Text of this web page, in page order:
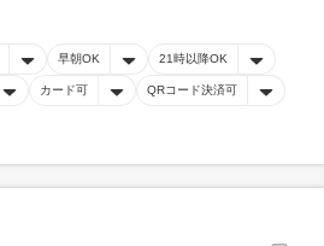
早朝OK 21時以降OK
カード可 QRコード決済可